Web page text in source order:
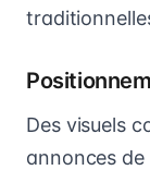
Des visuels
annonces